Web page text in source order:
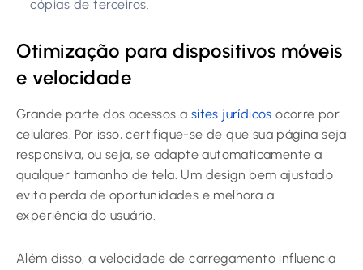
cópias de terceiros.
Otimização para dispositivos móveis
e velocidade
Grande parte dos acessos a sites jurídicos ocorre por
celulares. Por isso, certifique-se de que sua página seja
responsiva, ou seja, se adapte automaticamente a
qualquer tamanho de tela. Um design bem ajustado
evita perda de oportunidades e melhora a
experiência do usuário.
Além disso, a velocidade de carregamento influencia